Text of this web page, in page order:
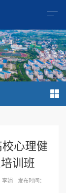
心理健
训班
李娟
发布时间：